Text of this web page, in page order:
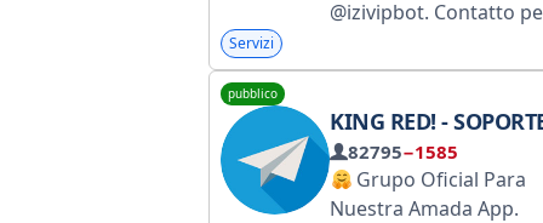
@izivipbot. Contatto
@zadaivopros_bot
Servizi
pubblico
KING RED! - SOPORTE
82795−1585
Grupo Oficial Para
Nuestra Amada App.